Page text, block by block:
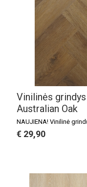
Vinilinės grindys
Australian Oak
NAUJIENA! Vinilinė
€ 29,90